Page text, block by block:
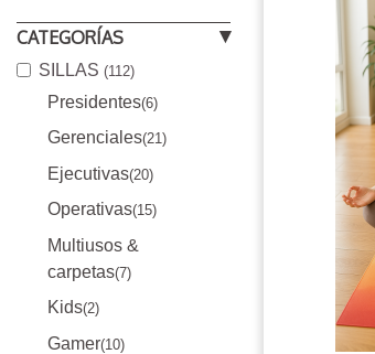
CATEGORÍAS
SILLAS (112)
Presidentes(6)
Gerenciales(21)
Ejecutivas(20)
Operativas(15)
Multiusos &
carpetas(7)
Kids(2)
Gamer(10)